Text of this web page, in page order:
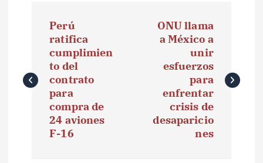
e
Perú
ratifica
cumplimien
to del
contrato
para
compra de
24 aviones
F-16
ONU llama
a México a
unir
esfuerzos
para
enfrentar
crisis de
desaparicio
nes